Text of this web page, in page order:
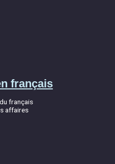
français
français
affaires